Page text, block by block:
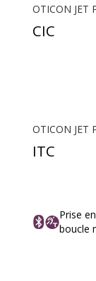
OTICON JET
CIC
OTICON JET
ITC
Prise
boucle